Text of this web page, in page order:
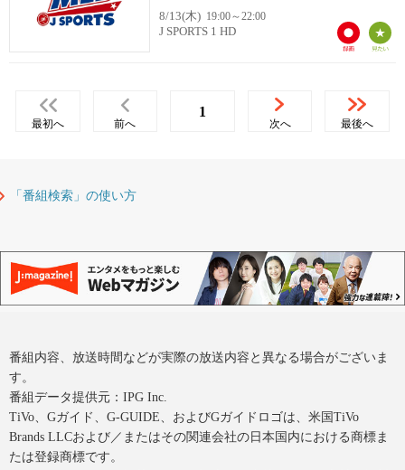
8/13(木) 19:00～22:00
J SPORTS 1 HD
最初へ 前へ
1
次へ 最後へ
「番組検索」の使い方
番組内容、放送時間などが実際の放送内容と異なる場合がございま
す。
番組データ提供元：IPG Inc.
TiVo、Gガイド、G-GUIDE、およびGガイドロゴは、米国TiVo
Brands LLCおよび／またはその関連会社の日本国内における商標ま
たは登録商標です。